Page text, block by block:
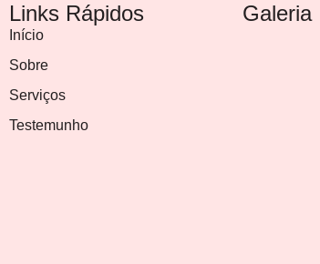
Links Rápidos
Início
Sobre
Serviços
Testemunho
Galeria